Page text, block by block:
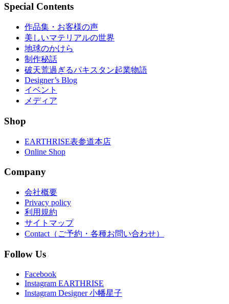
Special Contents
作品集・お客様の声
美しいマテリアルの世界
地球のかけら
制作秘話
破天荒過ぎるパキスタン起業物語
Designer’s Blog
イベント
メディア
Shop
EARTHRISE表参道本店
Online Shop
Company
会社概要
Privacy policy
利用規約
サイトマップ
Contact（ご予約・各種お問い合わせ）
Follow Us
Facebook
Instagram EARTHRISE
Instagram Designer 小幡星子